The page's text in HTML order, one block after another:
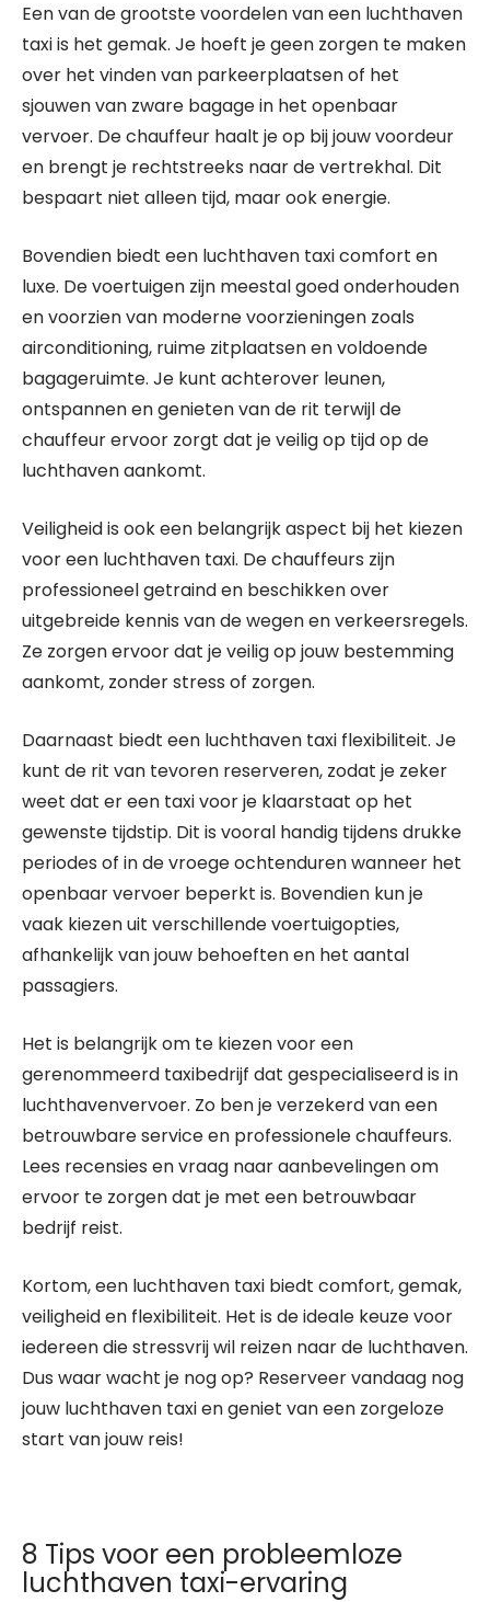
Een van de grootste voordelen van een luchthaven
taxi is het gemak. Je hoeft je geen zorgen te maken
over het vinden van parkeerplaatsen of het
sjouwen van zware bagage in het openbaar
vervoer. De chauffeur haalt je op bij jouw voordeur
en brengt je rechtstreeks naar de vertrekhal. Dit
bespaart niet alleen tijd, maar ook energie.
Bovendien biedt een luchthaven taxi comfort en
luxe. De voertuigen zijn meestal goed onderhouden
en voorzien van moderne voorzieningen zoals
airconditioning, ruime zitplaatsen en voldoende
bagageruimte. Je kunt achterover leunen,
ontspannen en genieten van de rit terwijl de
chauffeur ervoor zorgt dat je veilig op tijd op de
luchthaven aankomt.
Veiligheid is ook een belangrijk aspect bij het kiezen
voor een luchthaven taxi. De chauffeurs zijn
professioneel getraind en beschikken over
uitgebreide kennis van de wegen en verkeersregels.
Ze zorgen ervoor dat je veilig op jouw bestemming
aankomt, zonder stress of zorgen.
Daarnaast biedt een luchthaven taxi flexibiliteit. Je
kunt de rit van tevoren reserveren, zodat je zeker
weet dat er een taxi voor je klaarstaat op het
gewenste tijdstip. Dit is vooral handig tijdens drukke
periodes of in de vroege ochtenduren wanneer het
openbaar vervoer beperkt is. Bovendien kun je
vaak kiezen uit verschillende voertuigopties,
afhankelijk van jouw behoeften en het aantal
passagiers.
Het is belangrijk om te kiezen voor een
gerenommeerd taxibedrijf dat gespecialiseerd is in
luchthavenvervoer. Zo ben je verzekerd van een
betrouwbare service en professionele chauffeurs.
Lees recensies en vraag naar aanbevelingen om
ervoor te zorgen dat je met een betrouwbaar
bedrijf reist.
Kortom, een luchthaven taxi biedt comfort, gemak,
veiligheid en flexibiliteit. Het is de ideale keuze voor
iedereen die stressvrij wil reizen naar de luchthaven.
Dus waar wacht je nog op? Reserveer vandaag nog
jouw luchthaven taxi en geniet van een zorgeloze
start van jouw reis!
8 Tips voor een probleemloze
luchthaven taxi-ervaring